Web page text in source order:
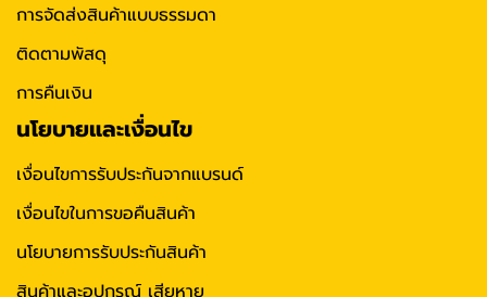
การจัดส่งสินค้าแบบธรรมดา
ติดตามพัสดุ
การคืนเงิน
นโยบายและเงื่อนไข
เงื่อนไขการรับประกันจากแบรนด์
เงื่อนไขในการขอคืนสินค้า
นโยบายการรับประกันสินค้า
สินค้าและอุปกรณ์ เสียหาย